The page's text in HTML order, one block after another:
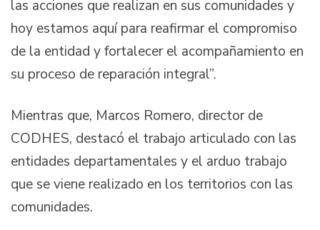
las acciones que realizan en sus comunidades y
hoy estamos aquí para reafirmar el compromiso
de la entidad y fortalecer el acompañamiento en
su proceso de reparación integral”.
Mientras que, Marcos Romero, director de
CODHES, destacó el trabajo articulado con las
entidades departamentales y el arduo trabajo
que se viene realizado en los territorios con las
comunidades.